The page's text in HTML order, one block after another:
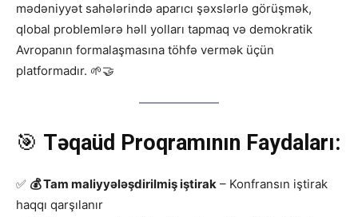
mədəniyyət sahələrində aparıcı şəxslərlə görüşmək,
qlobal problemlərə həll yolları tapmaq və demokratik
Avropanın formalaşmasına töhfə vermək üçün
platformadır. 🌱🤝
🎯 Təqaüd Proqramının Faydaları:
✅ 💰 Tam maliyyələşdirilmiş iştirak – Konfransın iştirak
haqqı qarşılanır